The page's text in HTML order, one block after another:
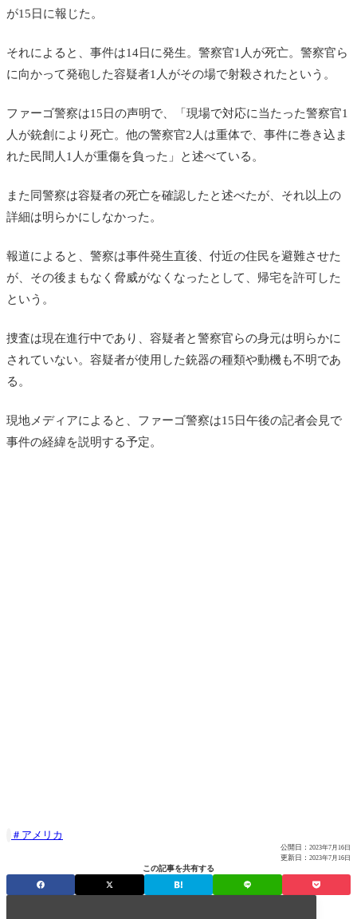
が15日に報じた。
それによると、事件は14日に発生。警察官1人が死亡。警察官ら
に向かって発砲した容疑者1人がその場で射殺されたという。
ファーゴ警察は15日の声明で、「現場で対応に当たった警察官1
人が銃創により死亡。他の警察官2人は重体で、事件に巻き込ま
れた民間人1人が重傷を負った」と述べている。
また同警察は容疑者の死亡を確認したと述べたが、それ以上の
詳細は明らかにしなかった。
報道によると、警察は事件発生直後、付近の住民を避難させた
が、その後まもなく脅威がなくなったとして、帰宅を許可した
という。
捜査は現在進行中であり、容疑者と警察官らの身元は明らかに
されていない。容疑者が使用した銃器の種類や動機も不明であ
る。
現地メディアによると、ファーゴ警察は15日午後の記者会見で
事件の経緯を説明する予定。
アメリカ
公開日： 2023年7月16日
更新日： 2023年7月16日
この記事を共有する